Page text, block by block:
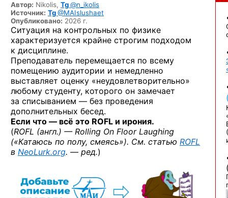
Автор: Nikolis, Tg@n_ikolis
Источник: Tg@MAIslushaet
Опубликовано: 2026 г.
Ситуация на контрольных по физике
характеризуется крайне строгим подходом
к дисциплине.
Преподаватель перемещается по всему
помещению аудитории и немедленно
выставляет оценку «неудовлетворительно»
любому студенту, которого он замечает
за списыванием — без проведения
дополнительных бесед.
Если что — всё это ROFL и ирония.
(ROFL (англ.) — Rolling On Floor Laughing
(«Катаюсь по полу, смеясь»). См. статью ROFL
в NeoLurk.org. — ред.)
(